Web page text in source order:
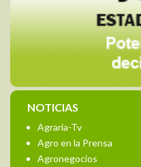
NOTICIAS
Agraria-Tv
Agro en la Prensa
Agronegocios